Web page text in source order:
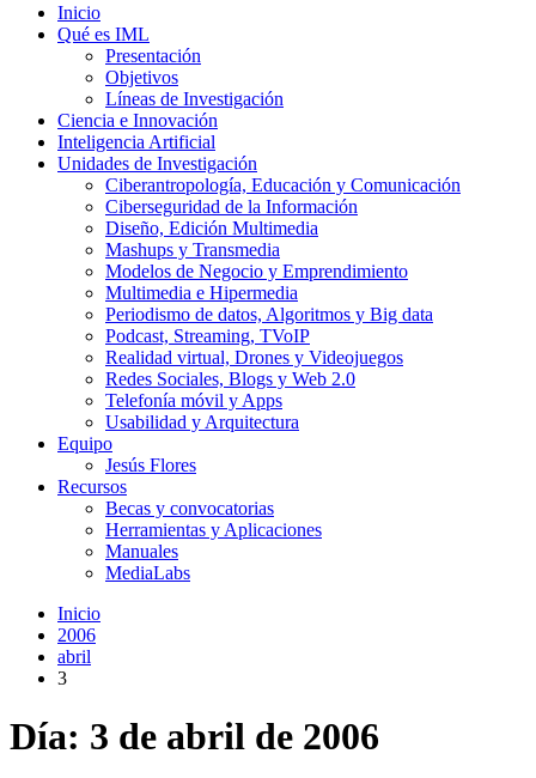
Inicio
Qué es IML
Presentación
Objetivos
Líneas de Investigación
Ciencia e Innovación
Inteligencia Artificial
Unidades de Investigación
Ciberantropología, Educación y Comunicación
Ciberseguridad de la Información
Diseño, Edición Multimedia
Mashups y Transmedia
Modelos de Negocio y Emprendimiento
Multimedia e Hipermedia
Periodismo de datos, Algoritmos y Big data
Podcast, Streaming, TVoIP
Realidad virtual, Drones y Videojuegos
Redes Sociales, Blogs y Web 2.0
Telefonía móvil y Apps
Usabilidad y Arquitectura
Equipo
Jesús Flores
Recursos
Becas y convocatorias
Herramientas y Aplicaciones
Manuales
MediaLabs
Inicio
2006
abril
3
Día: 3 de abril de 2006